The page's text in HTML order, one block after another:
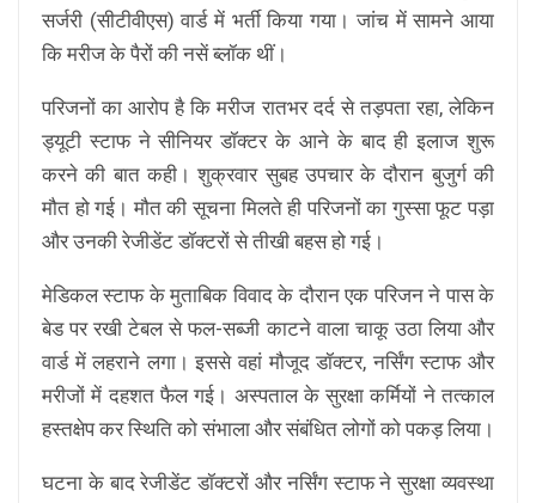
सर्जरी (सीटीवीएस) वार्ड में भर्ती किया गया। जांच में सामने आया
कि मरीज के पैरों की नसें ब्लॉक थीं।
परिजनों का आरोप है कि मरीज रातभर दर्द से तड़पता रहा, लेकिन
ड्यूटी स्टाफ ने सीनियर डॉक्टर के आने के बाद ही इलाज शुरू
करने की बात कही। शुक्रवार सुबह उपचार के दौरान बुजुर्ग की
मौत हो गई। मौत की सूचना मिलते ही परिजनों का गुस्सा फूट पड़ा
और उनकी रेजीडेंट डॉक्टरों से तीखी बहस हो गई।
मेडिकल स्टाफ के मुताबिक विवाद के दौरान एक परिजन ने पास के
बेड पर रखी टेबल से फल-सब्जी काटने वाला चाकू उठा लिया और
वार्ड में लहराने लगा। इससे वहां मौजूद डॉक्टर, नर्सिंग स्टाफ और
मरीजों में दहशत फैल गई। अस्पताल के सुरक्षा कर्मियों ने तत्काल
हस्तक्षेप कर स्थिति को संभाला और संबंधित लोगों को पकड़ लिया।
घटना के बाद रेजीडेंट डॉक्टरों और नर्सिंग स्टाफ ने सुरक्षा व्यवस्था